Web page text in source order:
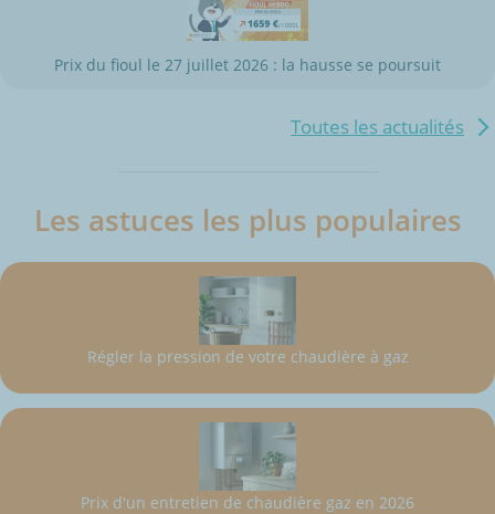
Prix du fioul le 27 juillet 2026 : la hausse se poursuit
Toutes les actualités
Les astuces les plus populaires
Régler la pression de votre chaudière à gaz
Prix d'un entretien de chaudière gaz en 2026